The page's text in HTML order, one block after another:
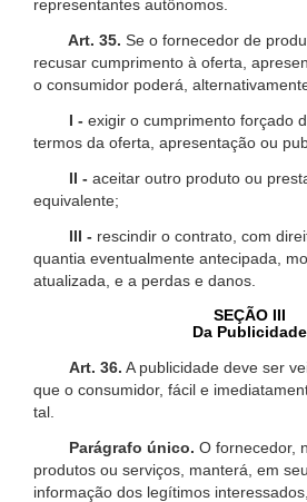
representantes autônomos.
Art. 35. Se o fornecedor de
recusar cumprimento à oferta,
o consumidor poderá,
I - exigir o cumprimento forçado
termos da oferta, apresentação ou
II - aceitar outro produto ou
equivalente;
III - rescindir o contrato, com
quantia eventualmente antecipada,
atualizada, e a perdas e danos.
SEÇÃO III
Da Publicidade
Art. 36. A publicidade deve ser
que o consumidor, fácil e
tal.
Parágrafo único. O fornecedor,
produtos ou serviços, manterá, em
informação dos legítimos